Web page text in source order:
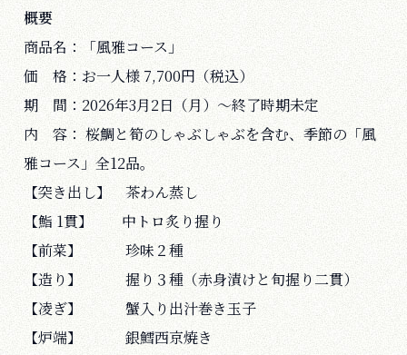
概要
商品名：「風雅コース」
価 格：お一人様 7,700円（税込）
期 間：2026年3月2日（月）〜終了時期未定
内 容： 桜鯛と筍のしゃぶしゃぶを含む、季節の「風
雅コース」全12品。
【突き出し】 茶わん蒸し
【鮨 1貫】 中トロ炙り握り
【前菜】 珍味２種
【造り】 握り３種（赤身漬けと旬握り二貫）
【凌ぎ】 蟹入り出汁巻き玉子
【炉端】 銀鱈西京焼き